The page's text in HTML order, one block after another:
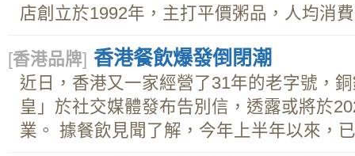
店創立於1992年，主打平價粥品，人均消
[香港品牌] 香港餐飲爆發倒閉潮
近日，香港又一家經營了31年的老字號，
皇」於社交媒體發布告別信，透露或將於
業。 據餐飲見聞了解，今年上半年以來，